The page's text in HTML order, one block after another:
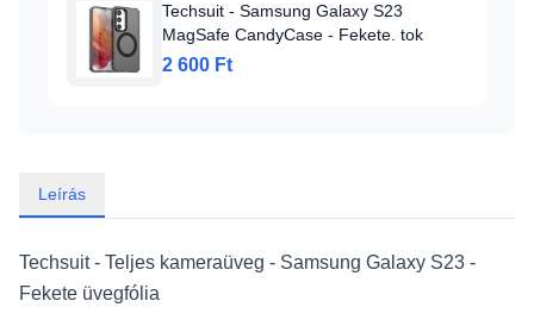
Techsuit - Samsung Galaxy S23
MagSafe CandyCase - Fekete. tok
2 600 Ft
Leírás
Techsuit - Teljes kameraüveg - Samsung Galaxy S23 -
Fekete üvegfólia